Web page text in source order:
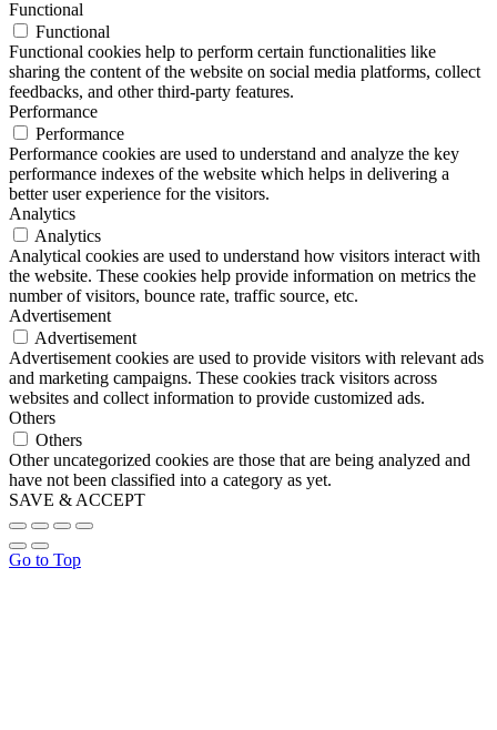
Functional
Functional
Functional cookies help to perform certain functionalities like
sharing the content of the website on social media platforms, collect
feedbacks, and other third-party features.
Performance
Performance
Performance cookies are used to understand and analyze the key
performance indexes of the website which helps in delivering a
better user experience for the visitors.
Analytics
Analytics
Analytical cookies are used to understand how visitors interact with
the website. These cookies help provide information on metrics the
number of visitors, bounce rate, traffic source, etc.
Advertisement
Advertisement
Advertisement cookies are used to provide visitors with relevant ads
and marketing campaigns. These cookies track visitors across
websites and collect information to provide customized ads.
Others
Others
Other uncategorized cookies are those that are being analyzed and
have not been classified into a category as yet.
SAVE & ACCEPT
Go to Top